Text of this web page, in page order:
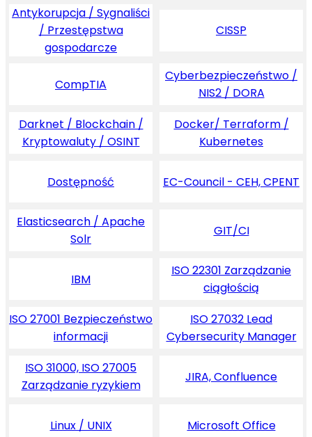
Antykorupcja / Sygnaliści
/ Przestępstwa
gospodarcze
CISSP
CompTIA
Cyberbezpieczeństwo /
NIS2 / DORA
Darknet / Blockchain /
Kryptowaluty / OSINT
Docker/ Terraform /
Kubernetes
Dostępność EC-Council - CEH, CPENT
Elasticsearch / Apache
Solr
GIT/CI
IBM
ISO 22301 Zarządzanie
ciągłością
ISO 27001 Bezpieczeństwo
informacji
ISO 27032 Lead
Cybersecurity Manager
ISO 31000, ISO 27005
Zarządzanie ryzykiem
JIRA, Confluence
Linux / UNIX Microsoft Office